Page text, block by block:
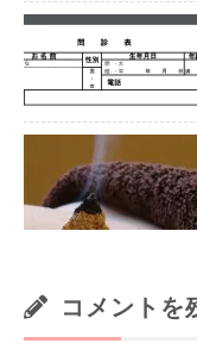
コメントを